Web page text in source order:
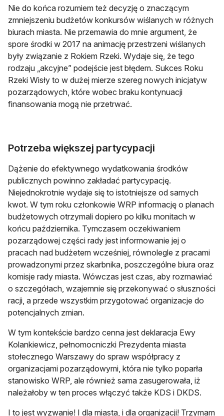
Nie do końca rozumiem też decyzję o znaczącym
zmniejszeniu budżetów konkursów wiślanych w różnych
biurach miasta. Nie przemawia do mnie argument, że
spore środki w 2017 na animację przestrzeni wiślanych
były związanie z Rokiem Rzeki. Wydaje się, że tego
rodzaju „akcyjne” podejście jest błędem. Sukces Roku
Rzeki Wisły to w dużej mierze szereg nowych inicjatyw
pozarządowych, które wobec braku kontynuacji
finansowania mogą nie przetrwać.
Potrzeba większej partycypacji
Dążenie do efektywnego wydatkowania środków
publicznych powinno zakładać partycypację.
Niejednokrotnie wydaje się to istotniejsze od samych
kwot. W tym roku członkowie WRP informację o planach
budżetowych otrzymali dopiero po kilku monitach w
końcu października. Tymczasem oczekiwaniem
pozarządowej części rady jest informowanie jej o
pracach nad budżetem wcześniej, równolegle z pracami
prowadzonymi przez skarbnika, poszczególne biura oraz
komisje rady miasta. Wówczas jest czas, aby rozmawiać
o szczegółach, wzajemnie się przekonywać o słuszności
racji, a przede wszystkim przygotować organizacje do
potencjalnych zmian.
W tym kontekście bardzo cenna jest deklaracja Ewy
Kolankiewicz, pełnomocniczki Prezydenta miasta
stołecznego Warszawy do spraw współpracy z
organizacjami pozarządowymi, która nie tylko poparła
stanowisko WRP, ale również sama zasugerowała, iż
należałoby w ten proces włączyć także KDS i DKDS.
I to jest wyzwanie! I dla miasta, i dla organizacji! Trzymam